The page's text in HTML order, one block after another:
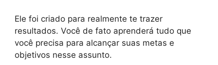
Ele foi criado para realmente te trazer
resultados. Você de fato aprenderá tudo que
você precisa para alcançar suas metas e
objetivos nesse assunto.